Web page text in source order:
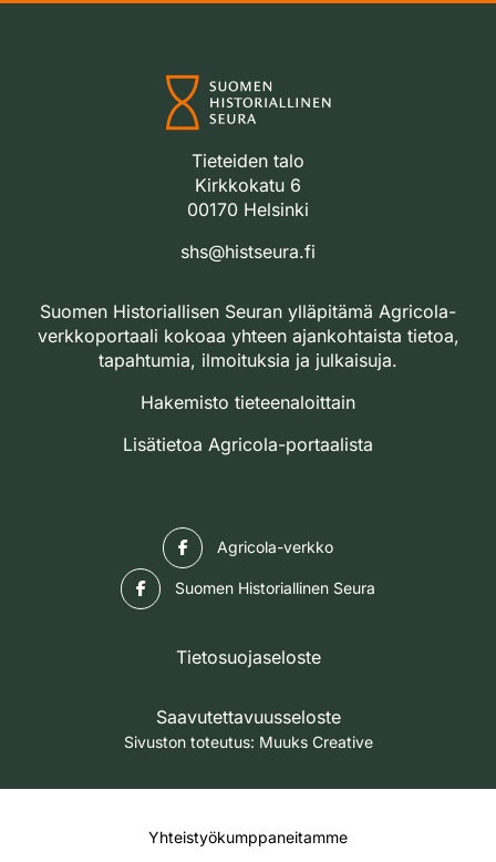
Tieteiden talo
Kirkkokatu 6
00170 Helsinki
shs@histseura.fi
Suomen Historiallisen Seuran ylläpitämä Agricola-
verkkoportaali kokoaa yhteen ajankohtaista tietoa,
tapahtumia, ilmoituksia ja julkaisuja.
Hakemisto tieteenaloittain
Lisätietoa Agricola-portaalista
Agricola-verkko
Suomen Historiallinen Seura
Tietosuojaseloste
Saavutettavuusseloste
Sivuston toteutus: Muuks Creative
Yhteistyökumppaneitamme